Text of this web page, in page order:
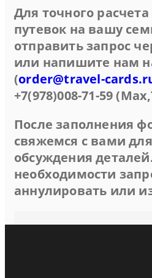
Для точного
путевок на вашу
отправить запрос
или напишите нам
(order@travel-
+7(978)008-71-59
После заполнения
свяжемся с вами
обсуждения
необходимости
аннулировать или